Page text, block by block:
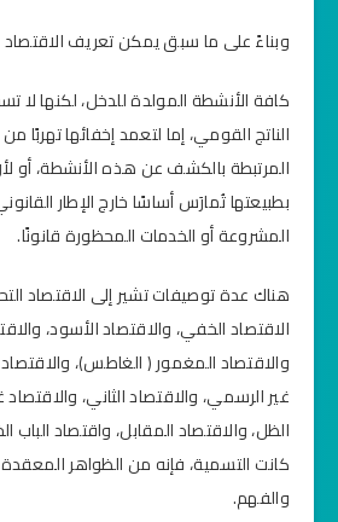
وبناءً على ما سبق يمكن تعريف الاقتصاد
كافة الأنشطة المولدة للدخل، لكنها
الناتج القومي، إما لتعمد إخفائها تهربًا من
المرتبطة بالكشف عن هذه الأنشطة، أو
بطبيعتها تُمارَس أساسًا خارج الإطار
المشروعة أو الخدمات المحظورة قانونًا.
هناك عدة توصيفات تشير إلى الاقتصاد
الاقتصاد الخفي، والاقتصاد الأسود،
والاقتصاد المغمور ( الغاطس)،
غير الرسمي، والاقتصاد الثاني،
الظل، والاقتصاد المقابل، واقتصاد الباب
كانت التسمية، فإنه من الظواهر المعقدة
والفهم.